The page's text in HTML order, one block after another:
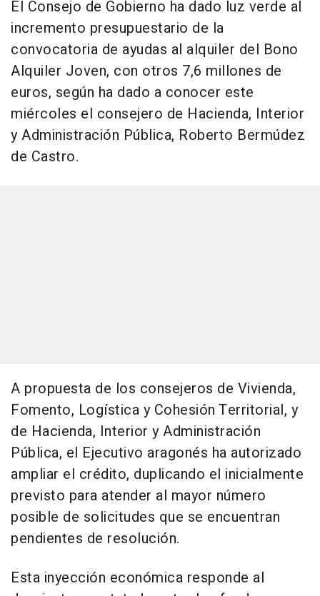
El Consejo de Gobierno ha dado luz verde al
incremento presupuestario de la
convocatoria de ayudas al alquiler del Bono
Alquiler Joven, con otros 7,6 millones de
euros, según ha dado a conocer este
miércoles el consejero de Hacienda, Interior
y Administración Pública, Roberto Bermúdez
de Castro.
A propuesta de los consejeros de Vivienda,
Fomento, Logística y Cohesión Territorial, y
de Hacienda, Interior y Administración
Pública, el Ejecutivo aragonés ha autorizado
ampliar el crédito, duplicando el inicialmente
previsto para atender al mayor número
posible de solicitudes que se encuentran
pendientes de resolución.
Esta inyección económica responde al